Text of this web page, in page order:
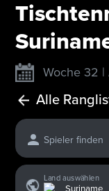
Woche 32
Alle
Spieler finden
Land auswählen